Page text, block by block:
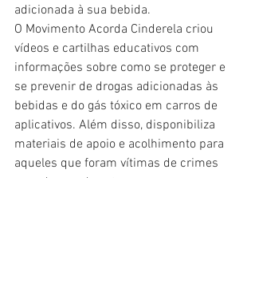
adicionada à sua bebida.
O Movimento Acorda Cinderela criou
vídeos e cartilhas educativos com
informações sobre como se proteger e
se prevenir de drogas adicionadas às
bebidas e do gás tóxico em carros de
aplicativos. Além disso, disponibiliza
materiais de apoio e acolhimento para
aqueles que foram vítimas de crimes
com drogas de estupro.